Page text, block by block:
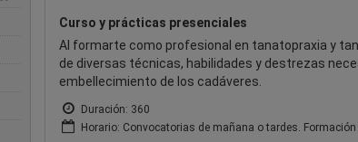
Curso y prácticas presenciales
Al formarte como profesional en tanatopraxia y
de diversas técnicas, habilidades y destrezas
embellecimiento de los cadáveres.
Duración: 360
Horario: Convocatorias de mañana o tardes.